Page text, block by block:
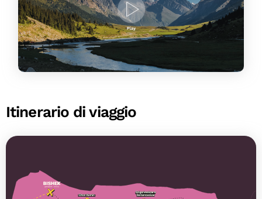
Itinerario di viaggio